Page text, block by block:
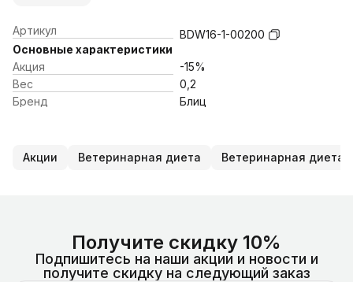
Артикул
BDW16-1-00200
Основные характеристики
Акция
-15%
Вес
0,2
Бренд
Блиц
Акции Ветеринарная диета Ветеринарная диета
Получите скидку 10%
Подпишитесь на наши акции и новости и
получите скидку на следующий заказ